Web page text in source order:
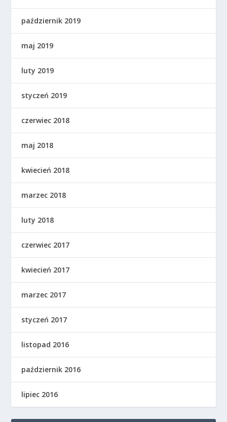
październik 2019
maj 2019
luty 2019
styczeń 2019
czerwiec 2018
maj 2018
kwiecień 2018
marzec 2018
luty 2018
czerwiec 2017
kwiecień 2017
marzec 2017
styczeń 2017
listopad 2016
październik 2016
lipiec 2016